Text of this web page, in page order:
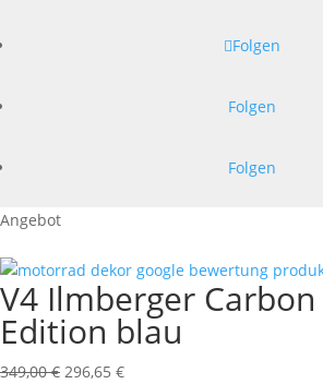
Folgen
Folgen
Folgen
Angebot
V4 Ilmberger Carbon
Edition blau
349,00€ Ursprünglicher
296,65 €Aktueller